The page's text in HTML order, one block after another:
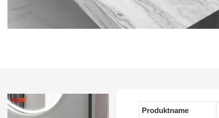
Produktname